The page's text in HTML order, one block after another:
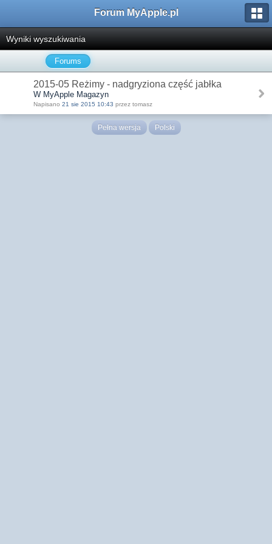
Forum MyApple.pl
Wyniki wyszukiwania
Forums
2015-05 Reżimy - nadgryziona część jabłka
W MyApple Magazyn
Napisano 21 sie 2015 10:43 przez tomasz
Pełna wersja Polski